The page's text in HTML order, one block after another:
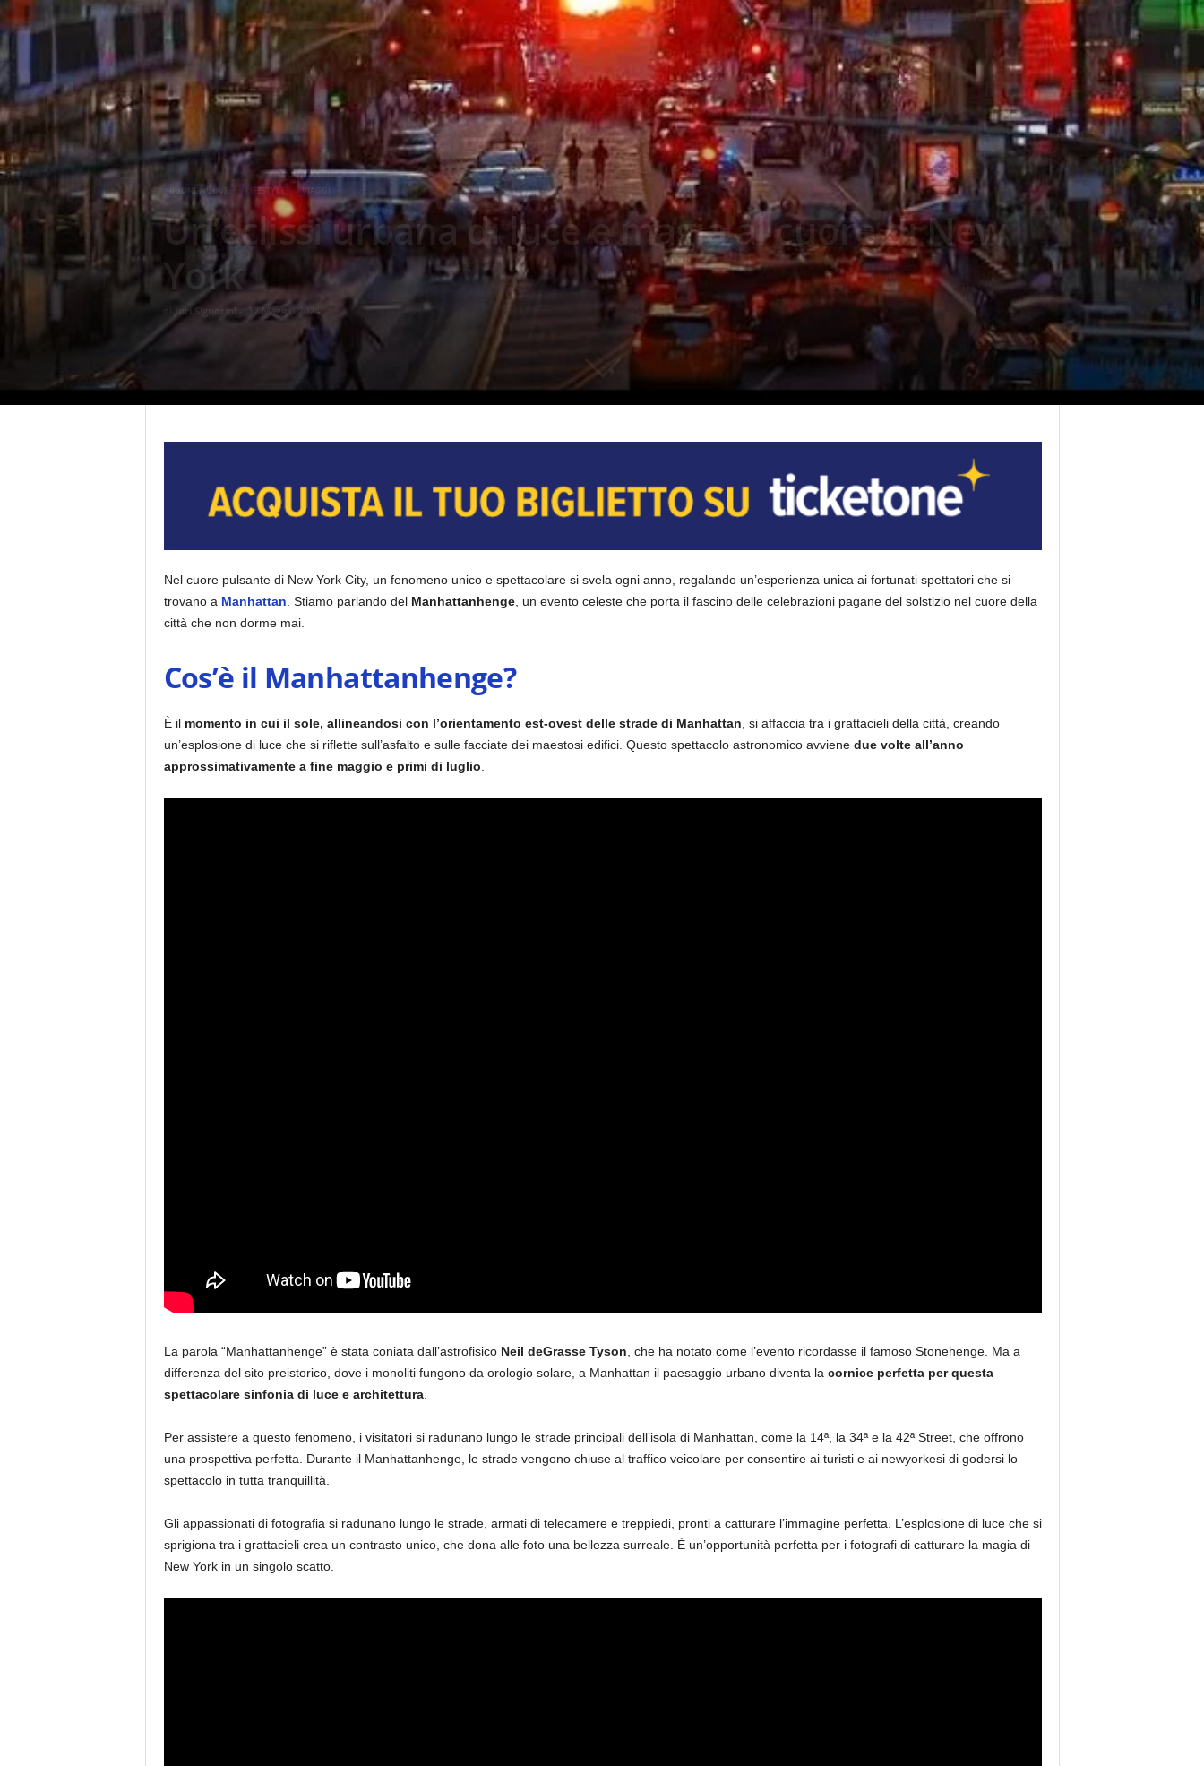
BUONE NUOVE LIFESTYLE VIAGGI
Un’eclissi urbana di luce e magia al cuore di New
York
Juri Signorini 17 Maggio 2024 971
Nel cuore pulsante di New York City, un fenomeno unico e spettacolare si svela ogni anno, regalando un’esperienza unica ai fortunati spettatori che si
trovano a Manhattan Stiamo parlando del Manhattanhenge, un evento celeste che porta il fascino delle celebrazioni pagane del solstizio nel cuore della
città che non dorme mai.
Cos’è il Manhattanhenge?
È il momento in cui il sole, allineandosi con l’orientamento est-ovest delle strade di Manhattan , si affaccia tra i grattacieli della città, creando
un’esplosione di luce che si riflette sull’asfalto e sulle facciate dei maestosi edifici. Questo spettacolo astronomico avviene due volte all’anno
approssimativamente a fine maggio e primi di luglio
La parola “Manhattanhenge” è stata coniata dall’astrofisico Neil deGrasse Tyson , che ha notato come l’evento ricordasse il famoso Stonehenge. Ma a
differenza del sito preistorico, dove i monoliti fungono da orologio solare, a Manhattan il paesaggio urbano diventa la cornice perfetta per questa
spettacolare sinfonia di luce e architettura.
Per assistere a questo fenomeno, i visitatori si radunano lungo le strade principali dell’isola di Manhattan, come la 14ª, la 34ª e la 42ª Street, che offrono
una prospettiva perfetta. Durante il Manhattanhenge, le strade vengono chiuse al traffico veicolare per consentire ai turisti e ai newyorkesi di godersi lo
spettacolo in tutta tranquillità.
Gli appassionati di fotografia si radunano lungo le strade, armati di telecamere e treppiedi, pronti a catturare l’immagine perfetta. L’esplosione di luce che si
sprigiona tra i grattacieli crea un contrasto unico, che dona alle foto una bellezza surreale. È un’opportunità perfetta per i fotografi di catturare la magia di
New York in un singolo scatto.